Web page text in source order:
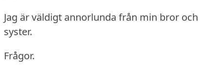
Jag är väldigt annorlunda från min bror och
syster.
Frågor.